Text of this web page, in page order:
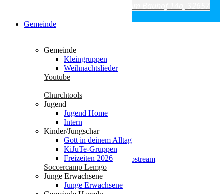
Gemeinde
Gemeinde
Kleingruppen
Weihnachtslieder
Youtube
Churchtools
Jugend
Jugend Home
Intern
Kinder/Jungschar
Gott in deinem Alltag
KiJuTe-Gruppen
Freizeiten 2026
Soccercamp Lemgo
Junge Erwachsene
Junge Erwachsene
Seiten
Datenschutz
Events
Fotos
Freizeiten 2025
Freizeiten 2026
Geschichte
glossary
Gott in deinem Alltag
Gottesdienst | Radio- / Videostream
Gottesdienste miterleben
Impressum
Jesus Christus